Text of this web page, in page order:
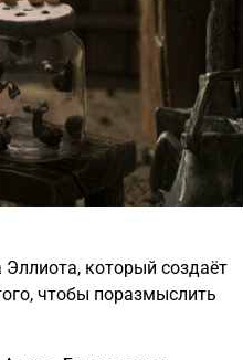
Эллиота, который создаёт
чтобы поразмыслить